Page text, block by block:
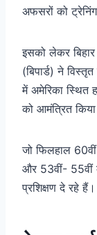
अफसरों को
इसको लेकर
(बिपार्ड) ने
में अमेरिका स्थित
को आमंत्रित
जो फिलहाल
और 53वीं- 55वीं
प्रशिक्षण दे रहे हैं।